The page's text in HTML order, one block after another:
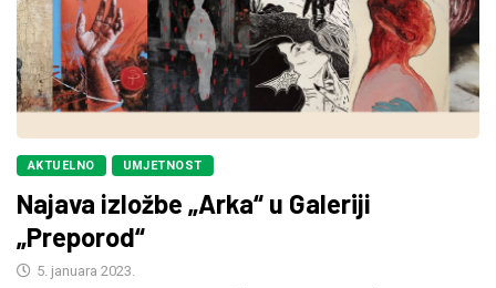
AKTUELNO UMJETNOST
Najava izložbe „Arka“ u Galeriji
„Preporod“
5. januara 2023.